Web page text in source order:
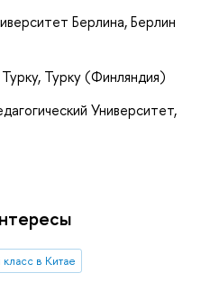
Берлина, Берлин
Турку (Финляндия)
Университет,
в Китае